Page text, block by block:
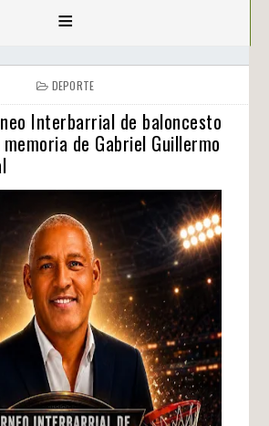
≡
DEPORTE
Interbarrial de baloncesto
de Gabriel Guillermo